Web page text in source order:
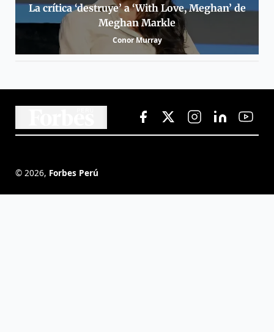
La crítica ‘destruye’ a ‘With Love, Meghan’ de
Meghan Markle
Conor Murray
© 2026, Forbes Perú